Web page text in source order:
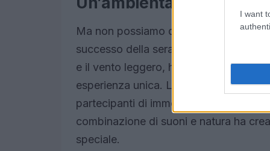
I want
Ma non possiamo dimenticare
successo della serata. L’orto botanico
e il vento leggero, ha creato un
esperienza unica. La bellezza naturale
partecipanti di immergersi
combinazione di suoni e natura ha
speciale.